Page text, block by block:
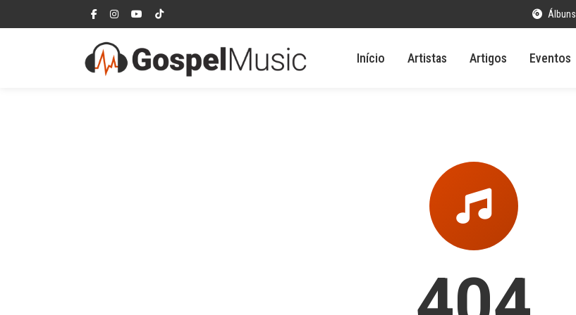
Álbuns
Início Artistas Artigos Eventos